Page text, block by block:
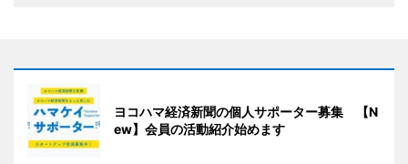
ヨコハマ経済新聞の個人サポーター募集 【N
ew】会員の活動紹介始めます